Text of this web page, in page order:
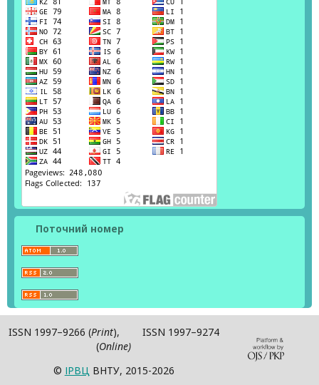
Поточний номер
ISSN 1997–9266 (Print), ISSN 1997–9274
(Online)
© ІPВЦ ВНТУ, 2015-2026